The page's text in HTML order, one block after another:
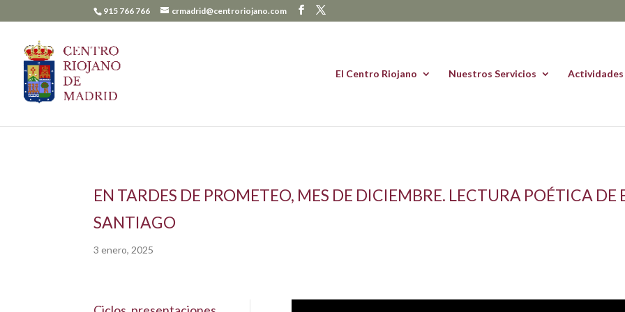
915 766 766 crmadrid@centroriojano.com
El Centro Riojano Nuestros Servicios Actividades
EN TARDES DE PROMETEO, MES DE DICIEMBRE. LECTURA POÉTICA
SANTIAGO
3 enero, 2025